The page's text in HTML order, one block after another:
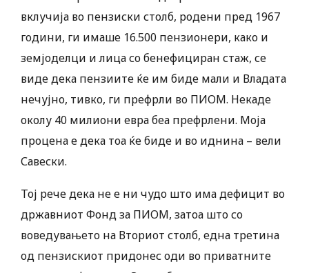
вклучија во пензиски столб, родени пред 1967
години, ги имаше 16.500 пензионери, како и
земјоделци и лица со бенефициран стаж, се
виде дека пензиите ќе им биде мали и Владата
нечујно, тивко, ги префрли во ПИОМ. Некаде
околу 40 милиони евра беа префрлени. Моја
процена е дека тоа ќе биде и во иднина – вели
Савески.
Тој рече дека не е ни чудо што има дефицит во
државниот Фонд за ПИОМ, затоа што со
воведувањето на Вториот столб, една третина
од пензискиот придонес оди во приватните